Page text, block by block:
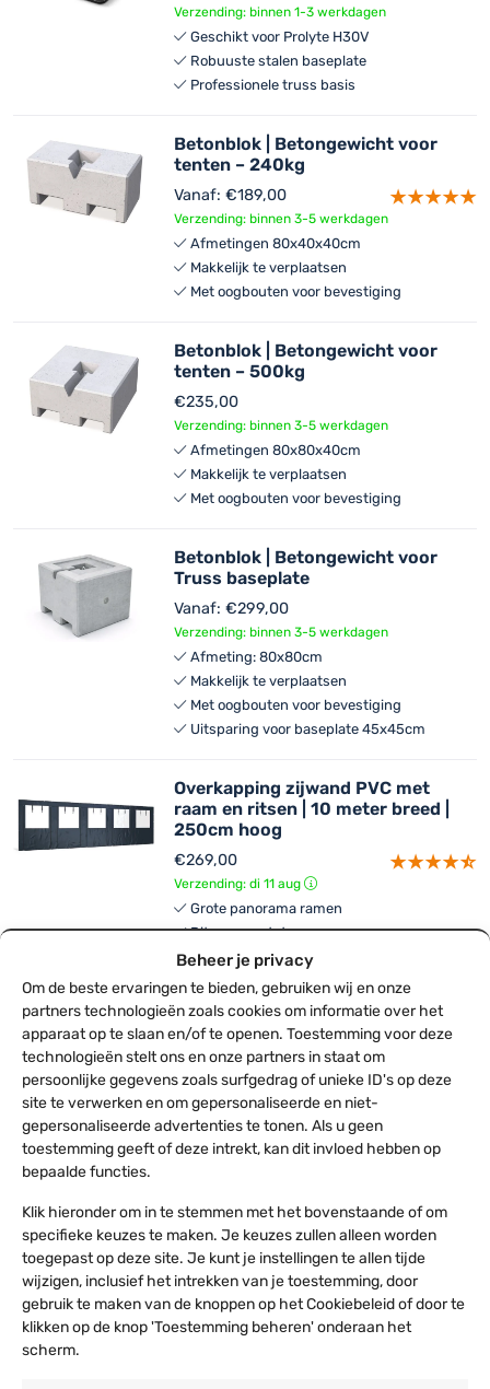
Beheer je privacy
Om de beste ervaringen te bieden, gebruiken wij en onze
partners technologieën zoals cookies om informatie over het
apparaat op te slaan en/of te openen. Toestemming voor deze
technologieën stelt ons en onze partners in staat om
persoonlijke gegevens zoals surfgedrag of unieke ID's op deze
site te verwerken en om gepersonaliseerde en niet-
gepersonaliseerde advertenties te tonen. Als u geen
toestemming geeft of deze intrekt, kan dit invloed hebben op
bepaalde functies.
Klik hieronder om in te stemmen met het bovenstaande of om
specifieke keuzes te maken. Je keuzes zullen alleen worden
toegepast op deze site. Je kunt je instellingen te allen tijde
wijzigen, inclusief het intrekken van je toestemming, door
gebruik te maken van de knoppen op het Cookiebeleid of door te
klikken op de knop 'Toestemming beheren' onderaan het
scherm.
Verzending: binnen 1-3 werkdagen
Geschikt voor Prolyte H30V
Robuuste stalen baseplate
Professionele truss basis
Betonblok | Betongewicht voor
tenten – 240kg
Vanaf: €189,00
Verzending: binnen 3-5 werkdagen
Afmetingen 80x40x40cm
Makkelijk te verplaatsen
Met oogbouten voor bevestiging
Betonblok | Betongewicht voor
tenten – 500kg
€235,00
Verzending: binnen 3-5 werkdagen
Afmetingen 80x80x40cm
Makkelijk te verplaatsen
Met oogbouten voor bevestiging
Betonblok | Betongewicht voor
Truss baseplate
Vanaf: €299,00
Verzending: binnen 3-5 werkdagen
Afmeting: 80x80cm
Makkelijk te verplaatsen
Met oogbouten voor bevestiging
Uitsparing voor baseplate 45x45cm
Overkapping zijwand PVC met
raam en ritsen | 10 meter breed |
250cm hoog
€269,00
Verzending: di 11 aug
Grote panorama ramen
Ritsen naast de ramen
PVC zeil: 550gr/m²
Partytent buis 194 cm | ⌀38 mm
€9,00
Verzending: di 11 aug
38mm buitendiameter
Van binnen en buiten verzinkt
Betonblok | Betongewicht voor
tenten – 1000kg
€ 319,00
Verzending: binnen 3-5 werkdagen